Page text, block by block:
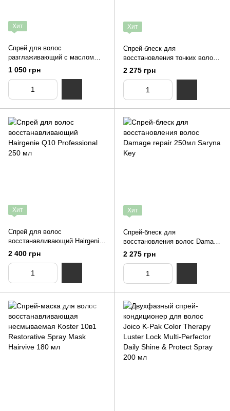
Хит
Спрей для волос
разглаживающий с маслом
макадамии Anti Frizz OiVita39
1 050 грн
Хит
Спрей-блеск для
восстановления тонких волос
Saryna Key Damage Repair
Light 250 мл
2 275 грн
Хит
Спрей для волос
восстанавливающий Hairgenie
Q10 Professional 250 мл
2 400 грн
Хит
Спрей-блеск для
восстановления волос Damage
repair 250мл Saryna Key
2 275 грн